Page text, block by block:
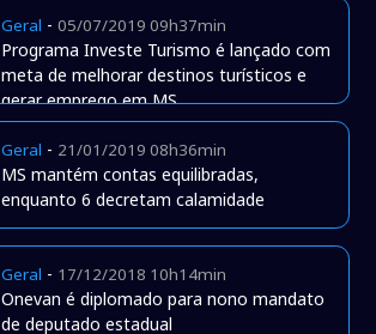
Geral -05/07/2019 09h37min
Programa Investe Turismo é lançado com
meta de melhorar destinos turísticos e
gerar emprego em MS
Geral - 21/01/2019 08h36min
MS mantém contas equilibradas,
enquanto 6 decretam calamidade
Geral - 17/12/2018 10h14min
Onevan é diplomado para nono mandato
de deputado estadual